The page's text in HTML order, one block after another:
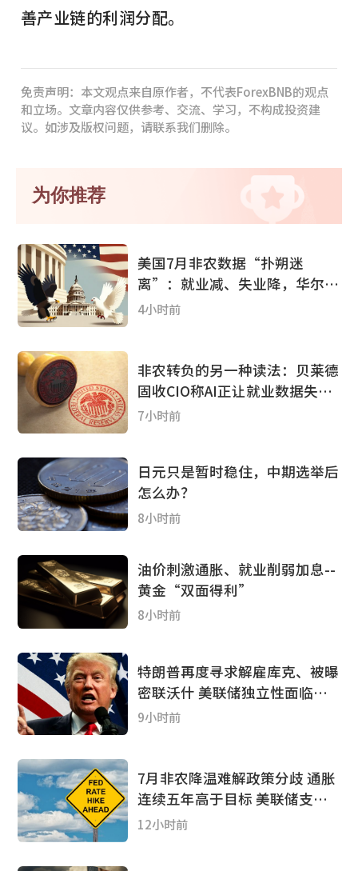
善产业链的利润分配。
免责声明：本文观点来自原作者，不代表ForexBNB的观点
和立场。文章内容仅供参考、交流、学习，不构成投资建
议。如涉及版权问题，请联系我们删除。
为你推荐
美国7月非农数据“扑朔迷
离”：就业减、失业降，华尔街
分析师怎么看?
4小时前
非农转负的另一种读法：贝莱德
固收CIO称AI正让就业数据失效
加息“已无意义”
7小时前
日元只是暂时稳住，中期选举后
怎么办？
8小时前
油价刺激通胀、就业削弱加息--
黄金“双面得利”
8小时前
特朗普再度寻求解雇库克、被曝
密联沃什 美联储独立性面临新
考验
9小时前
7月非农降温难解政策分歧 通胀
连续五年高于目标 美联储支持
加息阵营扩大
12小时前